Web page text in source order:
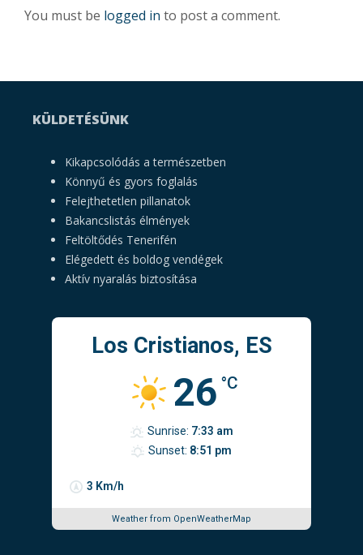
You must be logged in to post a comment.
KÜLDETÉSÜNK
Kikapcsolódás a természetben
Könnyű és gyors foglalás
Felejthetetlen pillanatok
Bakancslistás élmények
Feltöltődés Tenerifén
Elégedett és boldog vendégek
Aktív nyaralás biztosítása
Los Cristianos, ES
26 °C
3 Km/h
Sunrise: 7:33 am
Sunset: 8:51 pm
Weather from OpenWeatherMap